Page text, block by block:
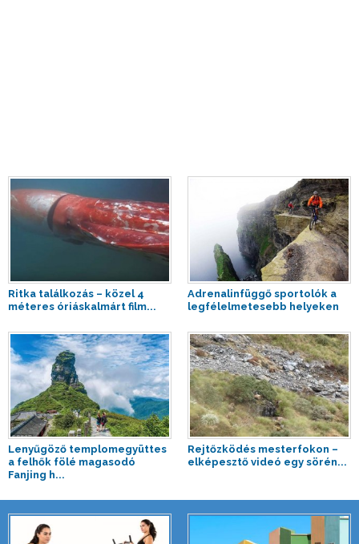
Ritka találkozás – közel 4
méteres óriáskalmárt film...
Adrenalinfüggő sportolók a
legfélelmetesebb helyeken
Lenyűgöző templomegyüttes
a felhők fölé magasodó
Fanjing h...
Rejtőzködés mesterfokon –
elképesztő videó egy sörén...